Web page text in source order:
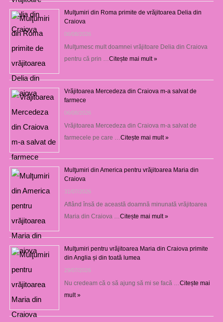
Mulţumiri din Roma primite de vrăjitoarea Delia din
Craiova
06/08/2026
Mulţumesc mult doamnei vrăjitoare Delia din Craiova
pentru că prin … Citește mai mult »
Vrăjitoarea Mercedeza din Craiova m-a salvat de
farmece
06/08/2026
Vrăjitoarea Mercedeza din Craiova m-a salvat de
farmecele pe care … Citește mai mult »
Mulţumiri din America pentru vrăjitoarea Maria din
Craiova
31/07/2026
Aflând însă de această doamnă minunată vrăjitoarea
Maria din Craiova … Citește mai mult »
Mulţumiri pentru vrăjitoarea Maria din Craiova primite
din Anglia și din toată lumea
29/07/2026
Nu credeam că o să ajung să mi se facă … Citește mai
mult »